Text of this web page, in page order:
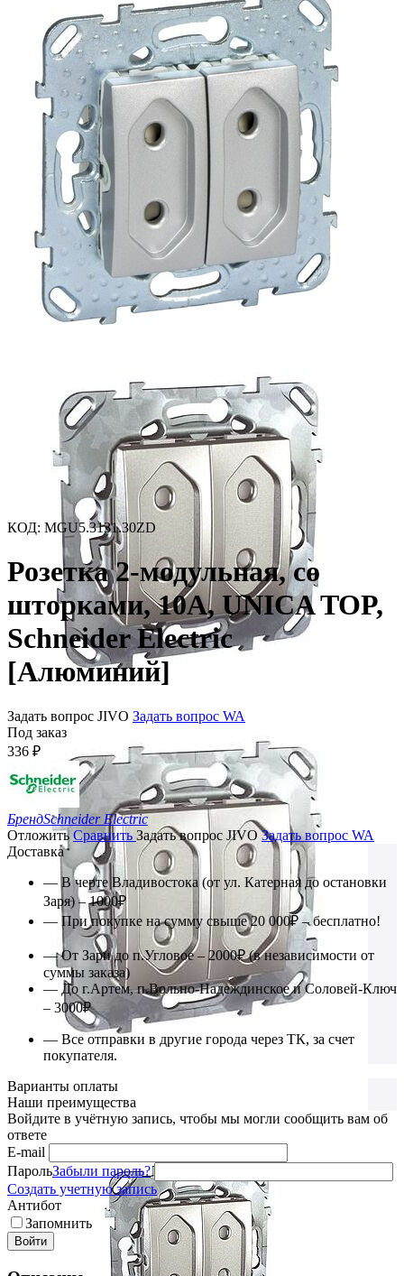
КОД: MGU5.3131.30ZD
Розетка 2-модульная, со
шторками, 10A, UNICA TOP,
Schneider Electric
[Алюминий]
Задать вопрос JIVO Задать вопрос WA
Под заказ
336 ₽
БрендSchneider Electric
Отложить Сравнить Задать вопрос JIVO Задать вопрос WA
Доставка
— В черте Владивостока (от ул. Катерная до остановки
Заря) – 1000₽
— При покупке на сумму свыше 20 000₽ – бесплатно!
— От Зари до п.Угловое – 2000₽ (в независимости от
суммы заказа)
— До г.Артем, п.Вольно-Надеждинское и Соловей-Ключ
– 3000₽
— Все отправки в другие города через ТК, за счет
покупателя.
Варианты оплаты
Наши преимущества
Войдите в учётную запись, чтобы мы могли сообщить вам об
ответе
E-mail
ПарольЗабыли пароль?
Создать учетную запись
Антибот
Запомнить
Войти